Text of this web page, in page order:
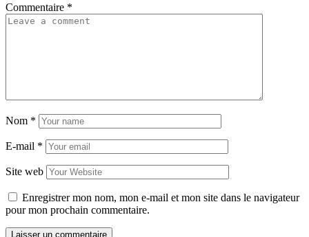
Commentaire *
Nom *
E-mail *
Site web
Enregistrer mon nom, mon e-mail et mon site dans le navigateur
pour mon prochain commentaire.